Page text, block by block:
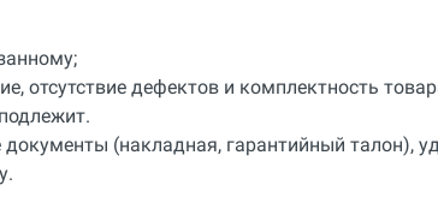
отсутствие дефектов и комплектность
(накладная, гарантийный талон),